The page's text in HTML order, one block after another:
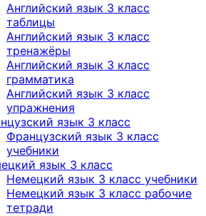
Английский язык 3 класс
таблицы
Английский язык 3 класс
тренажёры
Английский язык 3 класс
грамматика
Английский язык 3 класс
упражнения
язык 3 класс
Французский язык 3 класс
учебники
язык 3 класс
Немецкий язык 3 класс учебники
Немецкий язык 3 класс рабочие
тетради